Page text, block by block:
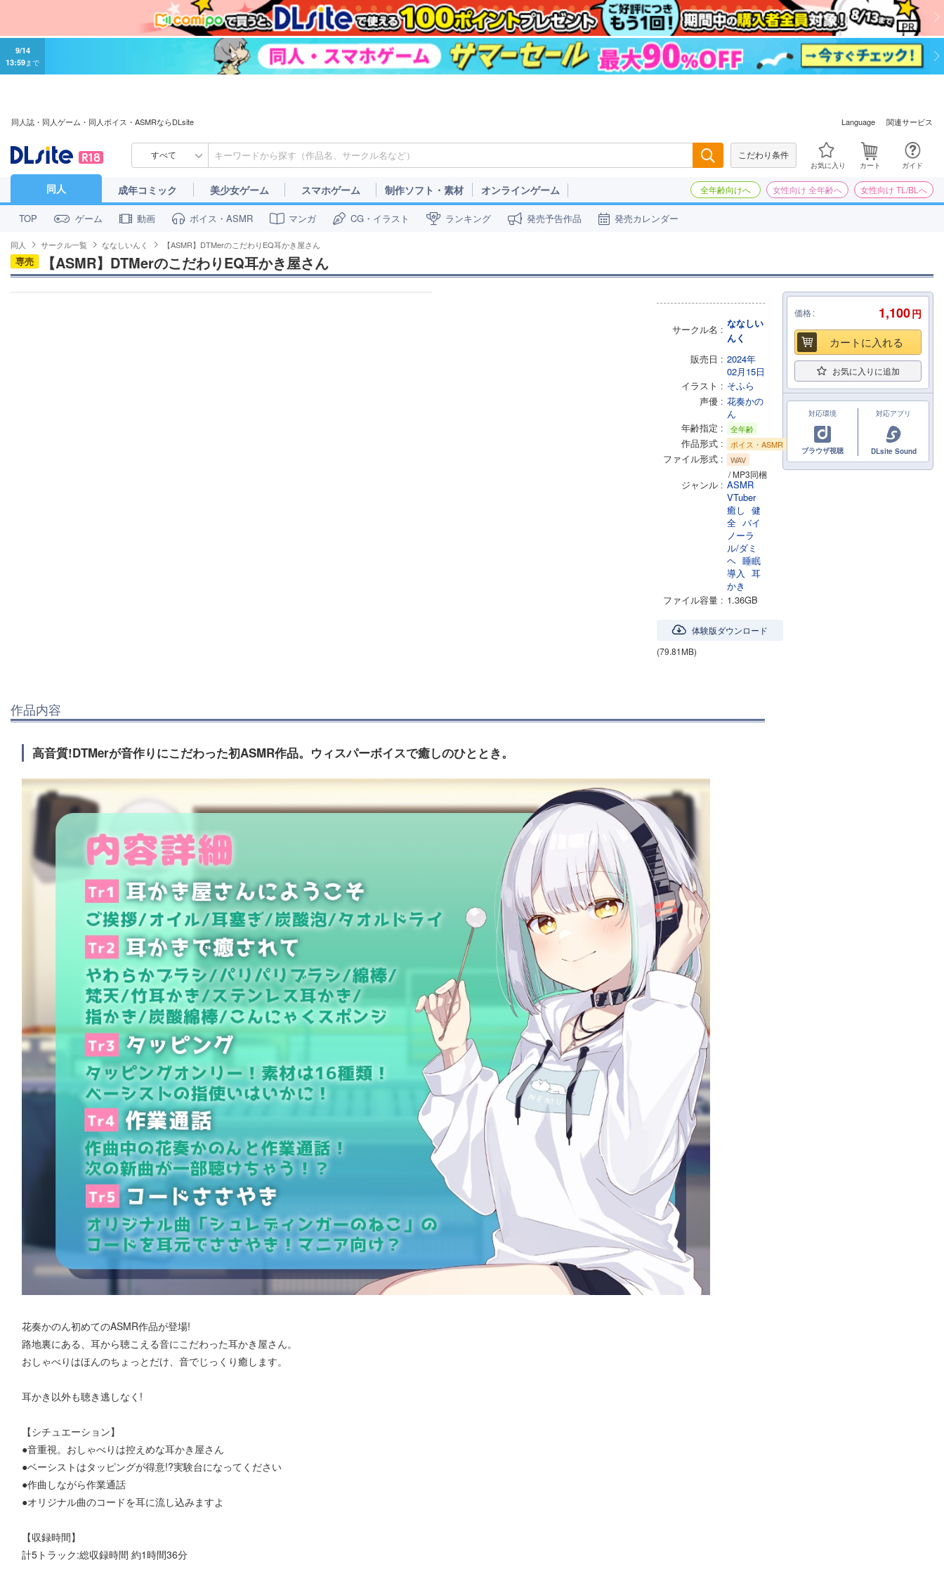
9/14
13:59まで
同人誌・同人ゲーム・同人ボイス・ASMRならDLsite Language 関連サービス
すべて こだわり条件
お気に入り カート ガイド
同人 成年コミック 美少女ゲーム スマホゲーム 制作ソフト・素材 オンラインゲーム 全年齢向けへ 女性向け 全年齢へ 女性向け TL/BLへ
TOP ゲーム 動画 ボイス・ASMR マンガ CG・イラスト ランキング 発売予告作品 発売カレンダー
同人 サークル一覧 ななしいんく 【ASMR】DTMerのこだわりEQ耳かき屋さん
専売 【ASMR】DTMerのこだわりEQ耳かき屋さん
サークル名
ななしい
んく
販売日
2024年
02月15日
イラスト
そふら
声優
花奏かの
ん
年齢指定
全年齢
作品形式 ボイス・ASMR
ファイル形式 WAV
/ MP3同梱
ジャンル
ASMR
VTuber
癒し 健
全 バイ
ノーラ
ル/ダミ
ヘ 睡眠
導入 耳
かき
ファイル容量
1.36GB
体験版ダウンロード
(79.81MB)
作品内容
高音質!DTMerが音作りにこだわった初ASMR作品。ウィスパーボイスで癒しのひととき。
花奏かのん初めてのASMR作品が登場!
路地裏にある、耳から聴こえる音にこだわった耳かき屋さん。
おしゃべりはほんのちょっとだけ、音でじっくり癒します。
耳かき以外も聴き逃しなく!
【シチュエーション】
●音重視。おしゃべりは控えめな耳かき屋さん
●ベーシストはタッピングが得意!?実験台になってください
●作曲しながら作業通話
●オリジナル曲のコードを耳に流し込みますよ
【収録時間】
計5トラック:総収録時間 約1時間36分
価格 1,100円
カートに入れる
お気に入りに追加
対応環境
ブラウザ視聴
対応アプリ
DLsite Sound